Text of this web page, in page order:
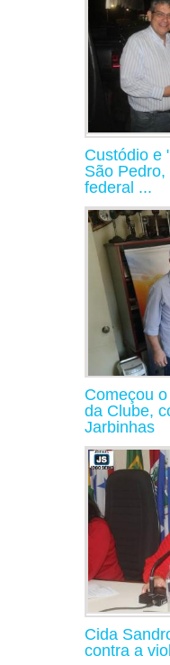
Custódio e
São
federal ...
Começou
da Clube,
Jarbinhas
Cida
contra a